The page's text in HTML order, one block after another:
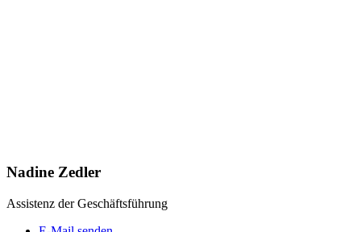
Nadine Zedler
Assistenz der Geschäftsführung